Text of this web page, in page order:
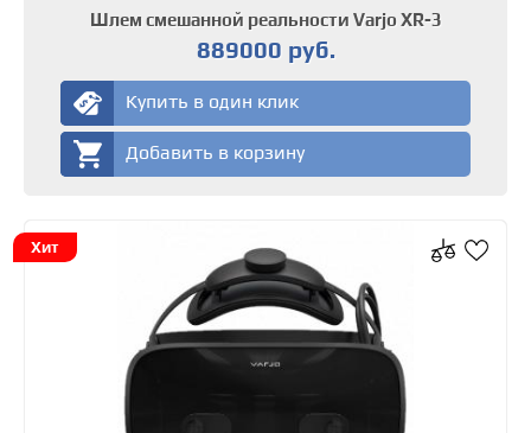
Шлем смешанной реальности Varjo XR-3
889000 руб.
Купить в один клик
Добавить в корзину
Хит